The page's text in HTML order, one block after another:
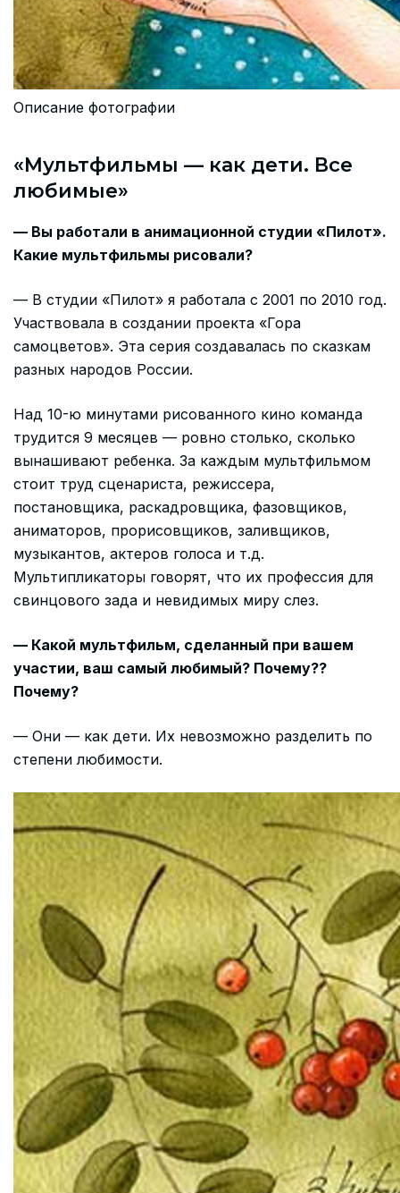
Описание фотографии
«Мультфильмы — как дети. Все
любимые»
— Вы работали в анимационной студии «Пилот».
Какие мультфильмы рисовали?
— В студии «Пилот» я работала с 2001 по 2010 год.
Участвовала в создании проекта «Гора
самоцветов». Эта серия создавалась по сказкам
разных народов России.
Над 10-ю минутами рисованного кино команда
трудится 9 месяцев — ровно столько, сколько
вынашивают ребенка. За каждым мультфильмом
стоит труд сценариста, режиссера,
постановщика, раскадровщика, фазовщиков,
аниматоров, прорисовщиков, заливщиков,
музыкантов, актеров голоса и т.д.
Мультипликаторы говорят, что их профессия для
свинцового зада и невидимых миру слез.
— Какой мультфильм, сделанный при вашем
участии, ваш самый любимый? Почему??
Почему?
— Они — как дети. Их невозможно разделить по
степени любимости.